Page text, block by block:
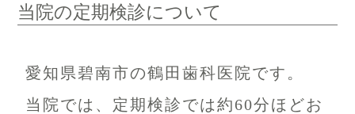
当院の定期検診について
愛知県碧南市の鶴田歯科医院です。
当院では、定期検診では約60分ほどお